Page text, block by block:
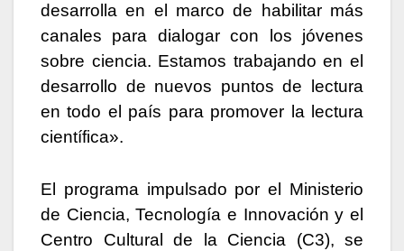
desarrolla en el marco de habilitar más
canales para dialogar con los jóvenes
sobre ciencia. Estamos trabajando en el
desarrollo de nuevos puntos de lectura
en todo el país para promover la lectura
científica».
El programa impulsado por el Ministerio
de Ciencia, Tecnología e Innovación y el
Centro Cultural de la Ciencia (C3), se